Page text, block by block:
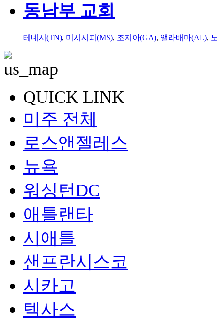
동남부 교회
테네시(TN), 미시시피(MS), 조지아(GA), 앨라배마(AL),
QUICK LINK
미주 전체
로스앤젤레스
뉴욕
워싱턴DC
애틀랜타
시애틀
샌프란시스코
시카고
텍사스